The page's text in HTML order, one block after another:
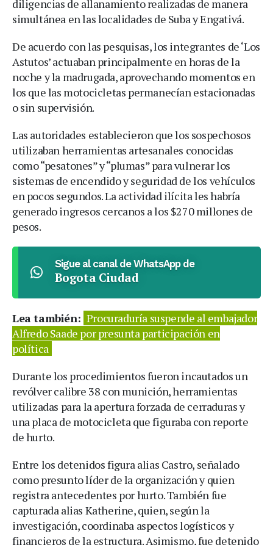
diligencias de allanamiento realizadas de manera
simultánea en las localidades de Suba y Engativá.
De acuerdo con las pesquisas, los integrantes de ‘Los
Astutos’ actuaban principalmente en horas de la
noche y la madrugada, aprovechando momentos en
los que las motocicletas permanecían estacionadas
o sin supervisión.
Las autoridades establecieron que los sospechosos
utilizaban herramientas artesanales conocidas
como “pesatones” y “plumas” para vulnerar los
sistemas de encendido y seguridad de los vehículos
en pocos segundos. La actividad ilícita les habría
generado ingresos cercanos a los $270 millones de
pesos.
Sigue al canal de WhatsApp de
Bogota Ciudad
Lea también: Procuraduría suspende al embajador
Alfredo Saade por presunta participación en
política
Durante los procedimientos fueron incautados un
revólver calibre 38 con munición, herramientas
utilizadas para la apertura forzada de cerraduras y
una placa de motocicleta que figuraba con reporte
de hurto.
Entre los detenidos figura alias Castro, señalado
como presunto líder de la organización y quien
registra antecedentes por hurto. También fue
capturada alias Katherine, quien, según la
investigación, coordinaba aspectos logísticos y
financieros de la estructura. Asimismo, fue detenido